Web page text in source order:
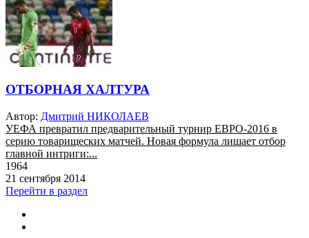
ОТБОРНАЯ ХАЛТУРА
Автор: Дмитрий НИКОЛАЕВ
УЕФА превратил предварительный турнир ЕВРО-2016 в
серию товарищеских матчей. Новая формула лишает отбор
главной интриги:...
1964
21 сентября 2014
Перейти в раздел